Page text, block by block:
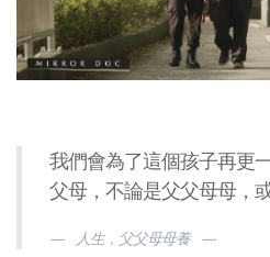
我們會為了這個孩子再更
父母，不論是父父母母，
人生，父父母母養